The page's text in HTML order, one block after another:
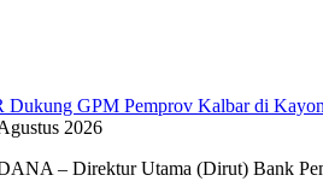
Dukung GPM Pemprov Kalbar di
2026
– Direktur Utama (Dirut) Bank